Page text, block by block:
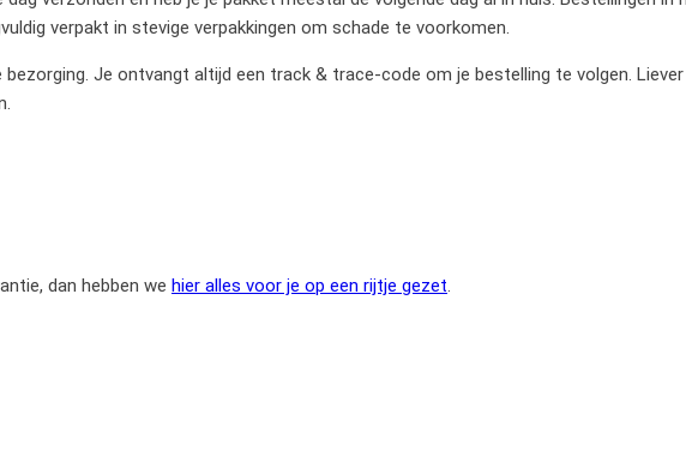
verpakt in stevige verpakkingen om schade te voorkomen.
Je ontvangt altijd een track & trace-code om je bestelling te volgen.
dan hebben we hier alles voor je op een rijtje gezet.